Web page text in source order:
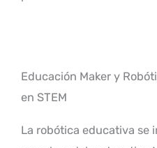
Educación Maker y
en STEM
La robótica educativa se